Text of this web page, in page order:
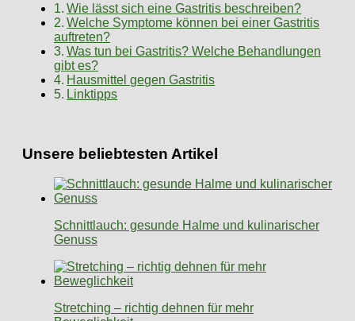
Wie lässt sich eine Gastritis beschreiben?
Welche Symptome können bei einer Gastritis
auftreten?
Was tun bei Gastritis? Welche Behandlungen
gibt es?
Hausmittel gegen Gastritis
Linktipps
Unsere beliebtesten Artikel
Schnittlauch: gesunde Halme und kulinarischer
Genuss
Stretching – richtig dehnen für mehr